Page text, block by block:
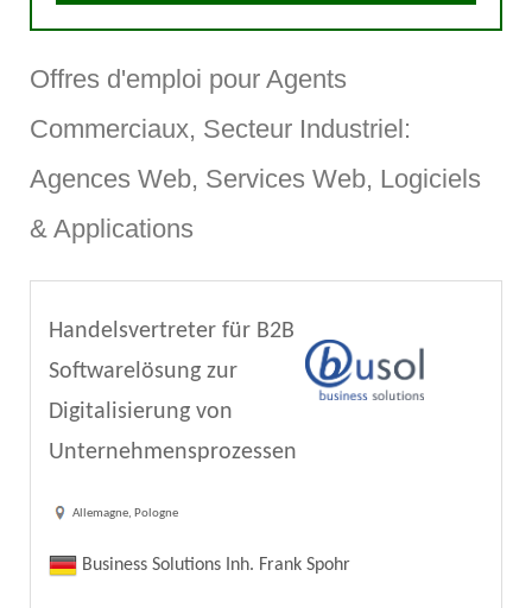
Offres d'emploi pour Agents
Commerciaux, Secteur Industriel:
Agences Web, Services Web, Logiciels
& Applications
Handelsvertreter für B2B
Softwarelösung zur
Digitalisierung von
Unternehmensprozessen
Allemagne, Pologne
Business Solutions Inh. Frank Spohr